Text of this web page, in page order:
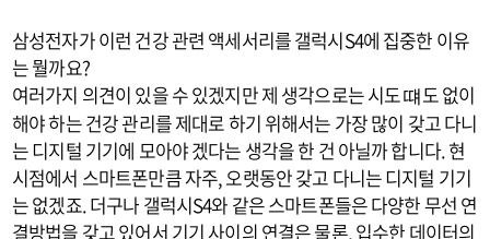
삼성전자가 이런 건강 관련 액세서리를 갤럭시S4에 집중한 이유
는 뭘까요?
여러가지 의견이 있을 수 있겠지만 제 생각으로는 시도 떄도 없이
해야 하는 건강 관리를 제대로 하기 위해서는 가장 많이 갖고 다니
는 디지털 기기에 모아야 겠다는 생각을 한 건 아닐까 합니다. 현
시점에서 스마트폰만큼 자주, 오랫동안 갖고 다니는 디지털 기기
는 없겠죠. 더구나 갤럭시S4와 같은 스마트폰들은 다양한 무선 연
결방법을 갖고 있어서 기기 사이의 연결은 물론, 입수한 데이터의